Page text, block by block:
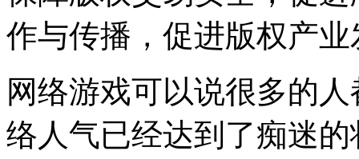
作与传播，促进版权产
网络游戏可以说很多的
络人气已经达到了痴迷